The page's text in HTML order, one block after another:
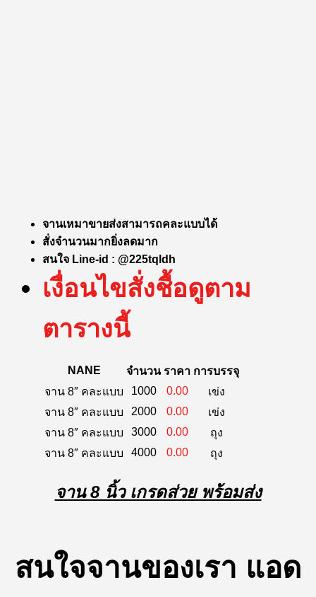
จานเหมาขายส่งสามารถคละแบบได้
สั่งจำนวนมากยิ่งลดมาก
สนใจ Line-id : @225tqldh
เงื่อนไขสั่งชื้อดูตาม
ตารางนี้
NANE จำนวน ราคา การบรรจุ
จาน 8″ คละแบบ
1000 0.00
เข่ง
จาน 8″ คละแบบ
2000 0.00
เข่ง
จาน 8″ คละแบบ
3000 0.00
ถุง
จาน 8″ คละแบบ
4000 0.00 ถุง
จาน 8 นิ้ว เกรดส่วย พร้อมส่ง
สนใจจานของเรา แอด